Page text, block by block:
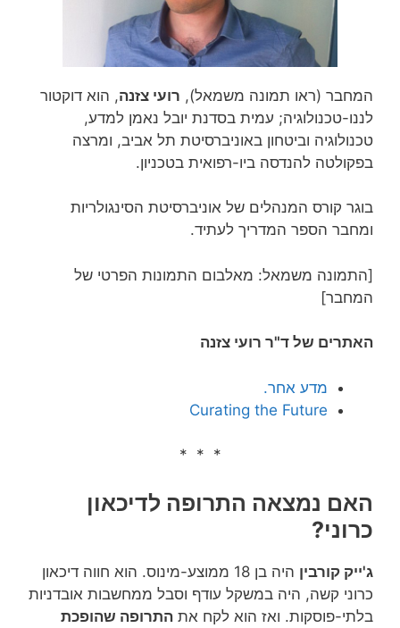
המחבר (ראו תמונה משמאל), רועי צזנה, הוא דוקטור
לננו-טכנולוגיה; עמית בסדנת יובל נאמן למדע,
טכנולוגיה וביטחון באוניברסיטת תל אביב, ומרצה
בפקולטה להנדסה ביו-רפואית בטכניון.
בוגר קורס המנהלים של אוניברסיטת הסינגולריות
ומחבר הספר המדריך לעתיד.
[התמונה משמאל: מאלבום התמונות הפרטי של
המחבר]
האתרים של ד"ר רועי צזנה
מדע אחר.
Curating the Future
* * *
האם נמצאה התרופה לדיכאון
כרוני?
ג'ייק קורבין
היה בן 18 ממוצע-מינוס. הוא חווה דיכאון
כרוני קשה, היה במשקל עודף וסבל ממחשבות אובדניות
בלתי-פוסקות. ואז הוא לקח את התרופה שהופכת